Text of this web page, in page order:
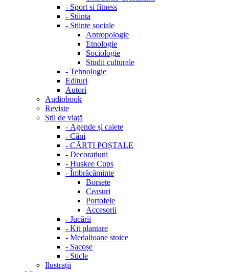
- Sport si fitness
- Stiinta
- Stiinte sociale
Antropologie
Etnologie
Sociologie
Studii culturale
- Tehnologie
Edituri
Autori
Audiobook
Reviste
Stil de viață
- Agende și caiete
- Căni
- CĂRȚI POȘTALE
- Decorațiuni
- Huskee Cups
- Îmbrăcăminte
Borsete
Ceasuri
Portofele
Accesorii
- Jucării
- Kit plantare
- Medalioane stoice
- Sacoșe
- Sticle
Ilustrații